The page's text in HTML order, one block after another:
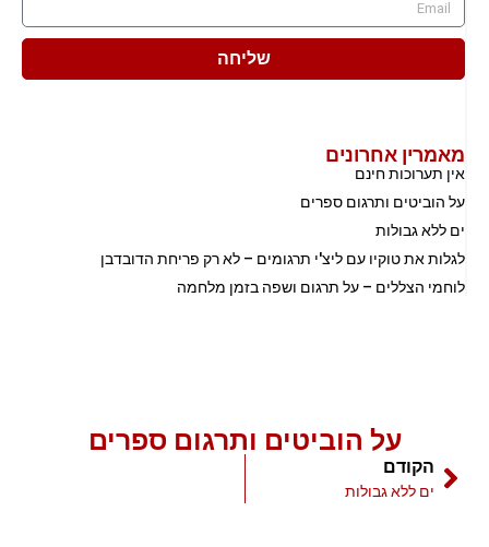
שליחה
מאמרין אחרונים
אין תערוכות חינם
על הוביטים ותרגום ספרים
ים ללא גבולות
לגלות את טוקיו עם ליצ'י תרגומים – לא רק פריחת הדובדבן
לוחמי הצללים – על תרגום ושפה בזמן מלחמה
על הוביטים ותרגום ספרים
הקודם
ים ללא גבולות